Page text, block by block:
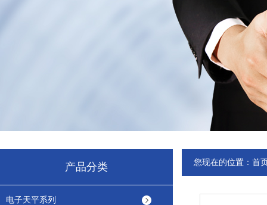
产品分类
电子天平系列
您现在的位置： 首